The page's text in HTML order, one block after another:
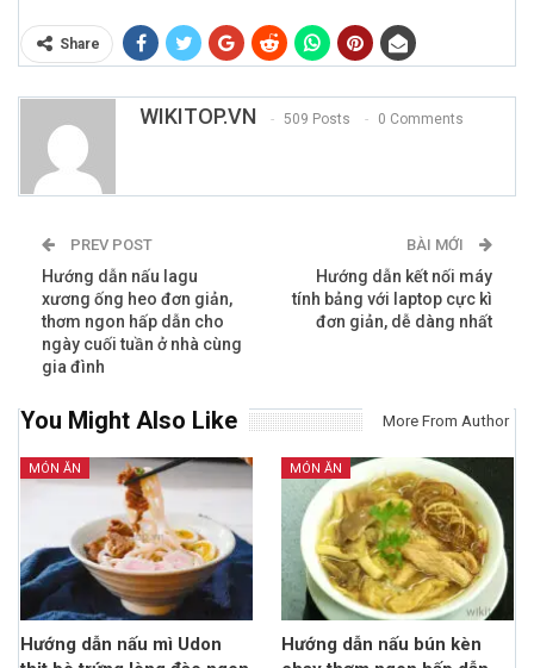
Share
WIKITOP.VN 509 Posts 0 Comments
PREV POST
Hướng dẫn nấu lagu
xương ống heo đơn giản,
thơm ngon hấp dẫn cho
ngày cuối tuần ở nhà cùng
gia đình
BÀI MỚI
Hướng dẫn kết nối máy
tính bảng với laptop cực kì
đơn giản, dễ dàng nhất
You Might Also Like More From Author
MÓN ĂN
Hướng dẫn nấu mì Udon
MÓN ĂN
Hướng dẫn nấu bún kèn